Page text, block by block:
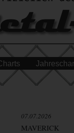
07.07.2026
MAVERICK